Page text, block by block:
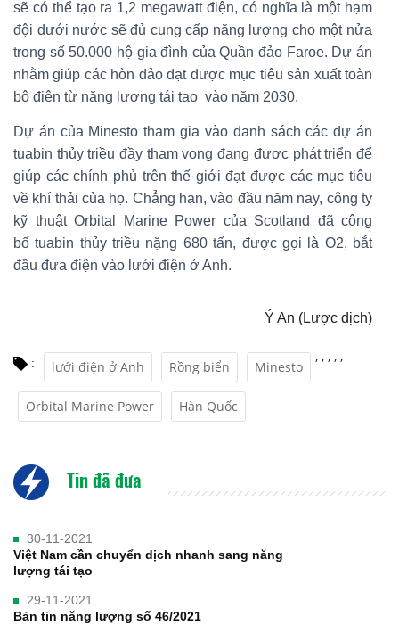
sẽ có thể tạo ra 1,2 megawatt điện, có nghĩa là một hạm
đội dưới nước sẽ đủ cung cấp năng lượng cho một nửa
trong số 50.000 hộ gia đình của Quần đảo Faroe. Dự án
nhằm giúp các hòn đảo đạt được mục tiêu sản xuất toàn
bộ điện từ năng lượng tái tạo vào năm 2030.
Dự án của Minesto tham gia vào danh sách các dự án
tuabin thủy triều đầy tham vọng đang được phát triển để
giúp các chính phủ trên thế giới đạt được các mục tiêu
về khí thải của họ. Chẳng hạn, vào đầu năm nay, công ty
kỹ thuật Orbital Marine Power của Scotland đã công
bố tuabin thủy triều nặng 680 tấn, được gọi là O2, bắt
đầu đưa điện vào lưới điện ở Anh.
Ý An (Lược dịch)
: lưới điện ở Anh
,
Rồng biển
,
Minesto
,
Orbital Marine Power
,
Hàn Quốc
,
Tin đã đưa
30-11-2021
Việt Nam cần chuyển dịch nhanh sang năng
lượng tái tạo
29-11-2021
Bản tin năng lượng số 46/2021